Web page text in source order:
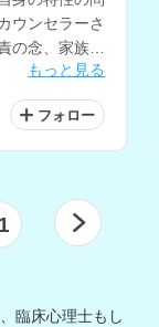
ウンセラーさ
の念、家族の
もっと見る
フォロー
臨床心理士もし